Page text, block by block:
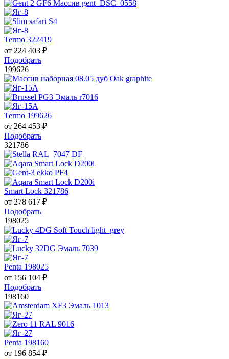
Termo 322419
от 224 403 ₽
Подобрать
199626
Termo 199626
от 264 453 ₽
Подобрать
321786
Smart Lock 321786
от 278 617 ₽
Подобрать
198025
Penta 198025
от 156 104 ₽
Подобрать
198160
Penta 198160
от 196 854 ₽